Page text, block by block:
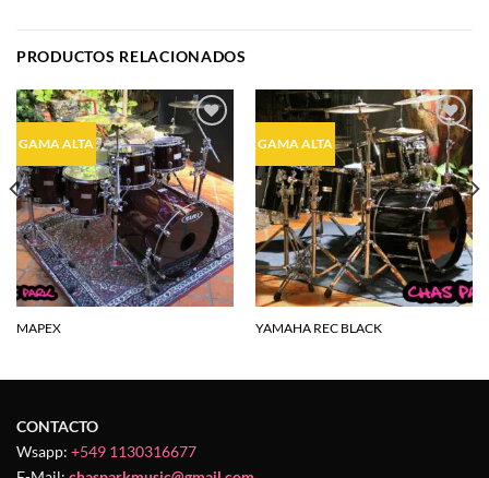
PRODUCTOS RELACIONADOS
GAMA ALTA
Agregar
a la
lista de
deseos
MAPEX
GAMA ALTA
Agregar
a la
lista de
deseos
YAMAHA REC BLACK
CONTACTO
Wsapp: +549 1130316677